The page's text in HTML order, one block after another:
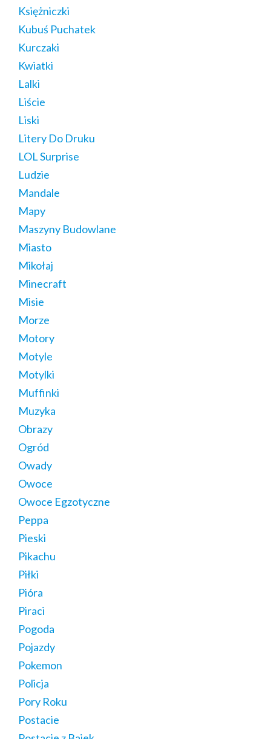
Księżniczki
Kubuś Puchatek
Kurczaki
Kwiatki
Lalki
Liście
Liski
Litery Do Druku
LOL Surprise
Ludzie
Mandale
Mapy
Maszyny Budowlane
Miasto
Mikołaj
Minecraft
Misie
Morze
Motory
Motyle
Motylki
Muffinki
Muzyka
Obrazy
Ogród
Owady
Owoce
Owoce Egzotyczne
Peppa
Pieski
Pikachu
Piłki
Pióra
Piraci
Pogoda
Pojazdy
Pokemon
Policja
Pory Roku
Postacie